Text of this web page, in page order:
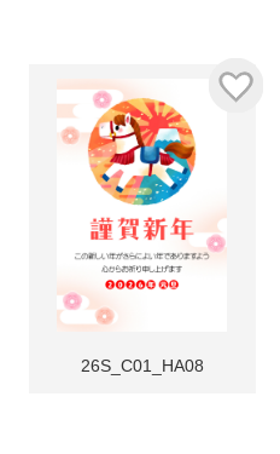
26S_C01_HA08